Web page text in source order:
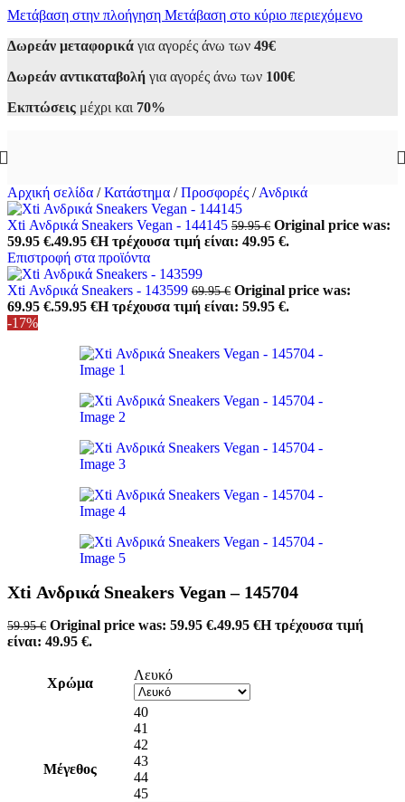
Μετάβαση στην πλοήγηση Μετάβαση στο κύριο περιεχόμενο
Δωρεάν μεταφορικά για αγορές άνω των 49€
Δωρεάν αντικαταβολή για αγορές άνω των 100€
Εκπτώσεις μέχρι και 70%
Αρχική σελίδα / Κατάστημα / Προσφορές / Ανδρικά
Xti Ανδρικά Sneakers Vegan - 144145 59.95€ Original price was:
59.95 €.49.95 €Η τρέχουσα τιμή είναι: 49.95 €.
Επιστροφή στα προϊόντα
Xti Ανδρικά Sneakers - 143599 69.95€ Original price was:
69.95 €.59.95 €Η τρέχουσα τιμή είναι: 59.95 €.
-17%
Xti Ανδρικά Sneakers Vegan – 145704
59.95€ Original price was: 59.95 €.49.95 €Η τρέχουσα τιμή
είναι: 49.95 €.
Χρώμα
Λευκό
Μέγεθος
40
41
42
43
44
45